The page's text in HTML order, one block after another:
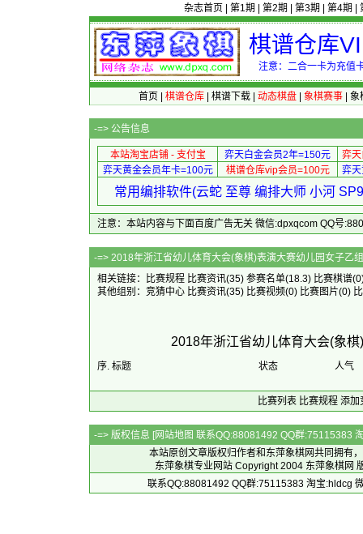
杂志首页 第1期 第2期 第3期 第4期
棋谱仓库
注意：二合一卡为充值
首页 棋谱仓库| 棋谱下载| 动态棋盘| 象棋赛事| 象
-=> 公告信息
本站淘宝店铺 - 支付宝 弈天白金会员2年=150元
弈
弈天黄金会员年卡=100元
棋谱仓库vip会员=100元 弈
常用编排软件(云蛇 至尊 编排大师 小河
注意：本站内容与下面百度广告无关 微信:dpxqcom QQ号
-=> 2018年浙江省幼儿体育大会(象棋)表
相关链接：
比赛规程 比赛资讯(35) 参赛名单(18.3) 比赛棋谱
其他组别： 竞猜中心 比赛资讯(35) 比赛视频(0) 比赛图片(0)
2018年浙江省幼儿体育大会(象
序. 标题 状态 人气
比赛列表 比赛规程 添加
-=> 版权信息 [网站地图 联系QQ:88081492 QQ群:75115383
本站原创文章版权归作者和 东萍象棋网共同拥有
东萍象棋专业网站 Copyright 2004 东萍象棋网
联系QQ:88081492 QQ群:75115383 淘宝:hldcg